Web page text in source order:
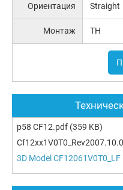
Ориентация Straight
Монтаж TH
p58 CF12.pdf (359 KB)
3D Model CF12061V0T0_LF